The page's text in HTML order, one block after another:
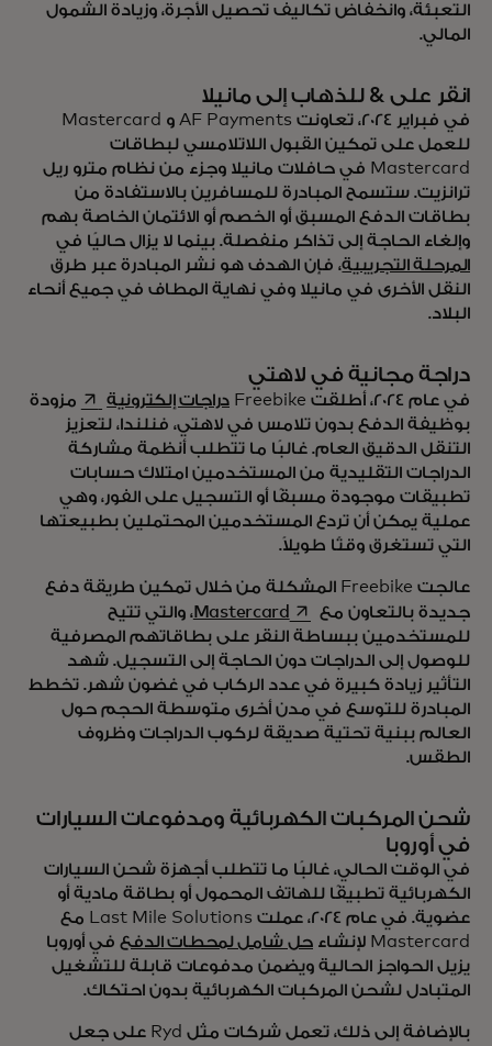
التعبئة، وانخفاض تكاليف تحصيل الأجرة، وزيادة الشمول
المالي.
انقر على & للذهاب إلى مانيلا
في فبراير 2024، تعاونت AF Payments و Mastercard
للعمل على تمكين القبول اللاتلامسي لبطاقات
Mastercard في حافلات مانيلا وجزء من نظام مترو ريل
ترانزيت. ستسمح المبادرة للمسافرين بالاستفادة من
بطاقات الدفع المسبق أو الخصم أو الائتمان الخاصة بهم
وإلغاء الحاجة إلى تذاكر منفصلة. بينما لا يزال حاليًا في
المرحلة التجريبية، فإن الهدف هو نشر المبادرة عبر طرق
النقل الأخرى في مانيلا وفي نهاية المطاف في جميع أنحاء
البلاد.
دراجة مجانية في لاهتي
في عام 2024، أطلقت Freebike دراجات إلكترونيةin a new tab
مزودة
بوظيفة الدفع بدون تلامس في لاهتي، فنلندا، لتعزيز
التنقل الدقيق العام. غالبًا ما تتطلب أنظمة مشاركة
الدراجات التقليدية من المستخدمين امتلاك حسابات
تطبيقات موجودة مسبقًا أو التسجيل على الفور، وهي
عملية يمكن أن تردع المستخدمين المحتملين بطبيعتها
التي تستغرق وقتًا طويلاً.
عالجت Freebike المشكلة من خلال تمكين طريقة دفع
جديدة بالتعاون مع
Mastercard
opens in a new tab
، والتي تتيح
للمستخدمين ببساطة النقر على بطاقاتهم المصرفية
للوصول إلى الدراجات دون الحاجة إلى التسجيل. شهد
التأثير زيادة كبيرة في عدد الركاب في غضون شهر. تخطط
المبادرة للتوسع في مدن أخرى متوسطة الحجم حول
العالم ببنية تحتية صديقة لركوب الدراجات وظروف
الطقس.
شحن المركبات الكهربائية ومدفوعات السيارات
في أوروبا
في الوقت الحالي، غالبًا ما تتطلب أجهزة شحن السيارات
الكهربائية تطبيقًا للهاتف المحمول أو بطاقة مادية أو
عضوية. في عام 2024، عملت Last Mile Solutions مع
Mastercard لإنشاء
حل شامل لمحطات الدفعفي أوروبا
يزيل الحواجز الحالية ويضمن مدفوعات قابلة للتشغيل
المتبادل لشحن المركبات الكهربائية بدون احتكاك.
بالإضافة إلى ذلك، تعمل شركات مثل Ryd على جعل